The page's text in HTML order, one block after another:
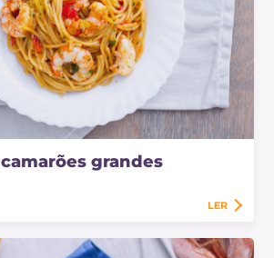
grandes
LER